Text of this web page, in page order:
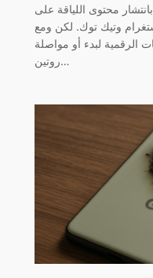
محتوى اللياقة على
وتيك توك. لكن ومع
الرقمية لبدء أو مواصلة
روتين…